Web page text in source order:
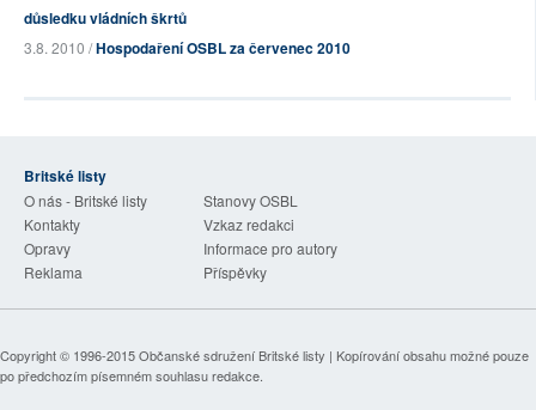
důsledku vládních škrtů
3.8. 2010 /Hospodaření OSBL za červenec 2010
Britské listy
O nás - Britské listy
Stanovy OSBL
Kontakty
Vzkaz redakci
Opravy
Informace pro autory
Reklama
Příspěvky
Copyright © 1996-2015Občanské sdružení Britské listy | Kopírování obsahu možné pouze
po předchozím písemném souhlasu redakce.